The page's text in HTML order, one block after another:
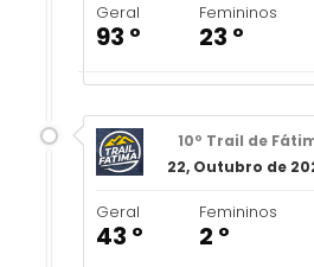
Geral
93 º
Femininos
23 º
10º Trail de
22, Outubro de
Geral
43 º
Femininos
2 º